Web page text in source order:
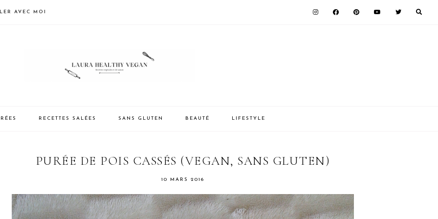
AVEC MOI
RECETTES SALÉES SANS GLUTEN BEAUTÉ LIFESTYLE
PURÉE DE POIS CASSÉS (VEGAN, SANS GLUTEN)
10 MARS 2016